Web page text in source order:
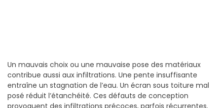
Un mauvais choix ou une mauvaise pose des matériaux
contribue aussi aux infiltrations. Une pente insuffisante
entraîne un stagnation de l’eau. Un écran sous toiture mal
posé réduit l’étanchéité. Ces défauts de conception
provoquent des infiltrations précoces, parfois récurrentes.